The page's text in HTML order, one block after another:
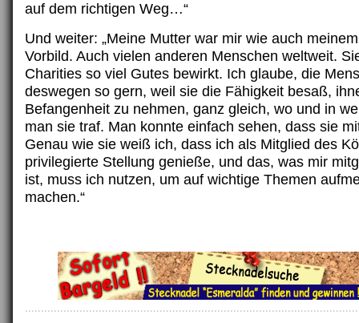
auf dem richtigen Weg…“
Und weiter: „Meine Mutter war mir wie auch
Vorbild. Auch vielen anderen Menschen weltweit.
Charities so viel Gutes bewirkt. Ich glaube, die
deswegen so gern, weil sie die Fähigkeit besaß,
Befangenheit zu nehmen, ganz gleich, wo und in
man sie traf. Man konnte einfach sehen, dass sie
Genau wie sie weiß ich, dass ich als Mitglied des
privilegierte Stellung genieße, und das, was mir
ist, muss ich nutzen, um auf wichtige Themen
machen.“